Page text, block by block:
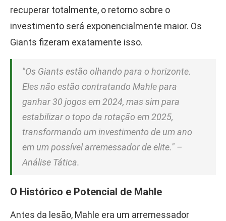
recuperar totalmente, o retorno sobre o
investimento será exponencialmente maior. Os
Giants fizeram exatamente isso.
"Os Giants estão olhando para o horizonte.
Eles não estão contratando Mahle para
ganhar 30 jogos em 2024, mas sim para
estabilizar o topo da rotação em 2025,
transformando um investimento de um ano
em um possível arremessador de elite." –
Análise Tática.
O Histórico e Potencial de Mahle
Antes da lesão, Mahle era um arremessador